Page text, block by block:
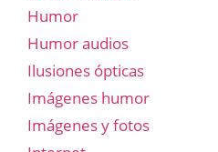
Humor
Humor audios
Ilusiones ópticas
Imágenes humor
Imágenes y fotos